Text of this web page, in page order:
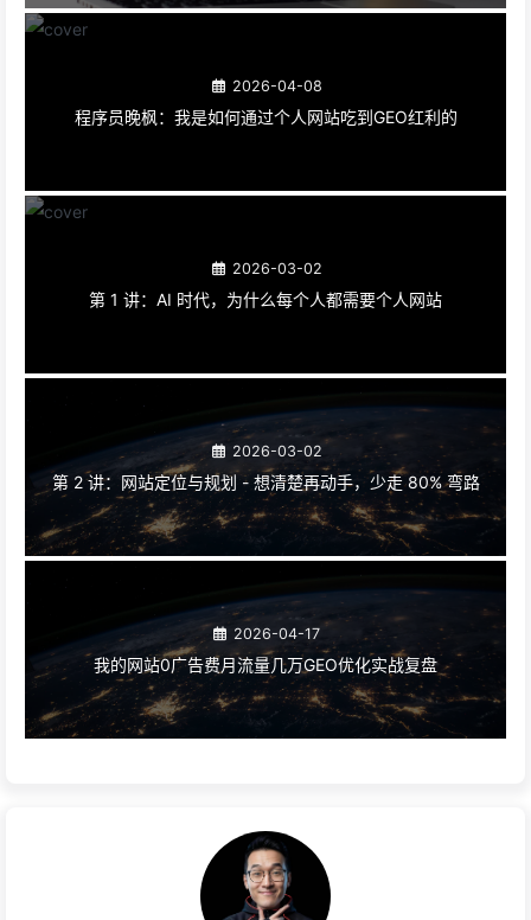
2026-04-08
程序员晚枫：我是如何通过个人网站吃到GEO红利的
2026-03-02
第 1 讲：AI 时代，为什么每个人都需要个人网站
2026-03-02
第 2 讲：网站定位与规划 - 想清楚再动手，少走 80% 弯路
2026-04-17
我的网站0广告费月流量几万GEO优化实战复盘